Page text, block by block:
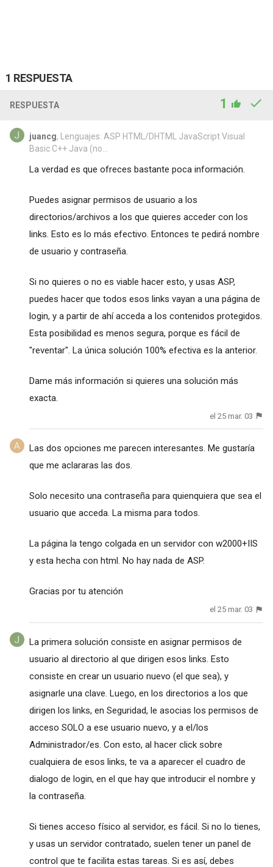
1 RESPUESTA
RESPUESTA 1
juancg, Lenguajes: ASP HTML/DHTML JavaScript Visual
Basic C++ Java (no...
La verdad es que ofreces bastante poca información.
Puedes asignar permisos de usuario a los
directorios/archivos a los que quieres acceder con los
links. Esto es lo más efectivo. Entonces te pedirá nombre
de usuario y contraseña.
Si no quieres o no es viable hacer esto, y usas ASP,
puedes hacer que todos esos links vayan a una página de
login, y a partir de ahí acceda a los contenidos protegidos.
Esta posibilidad es menos segura, porque es fácil de
"reventar". La única solución 100% efectiva es la anterior.
Dame más información si quieres una solución más
exacta.
el 25 mar. 03
Las dos opciones me parecen interesantes. Me gustaría
que me aclararas las dos.
Solo necesito una contraseña para quienquiera que sea el
usuario que acceda. La misma para todos.
La página la tengo colgada en un servidor con w2000+IIS
y esta hecha con html. No hay nada de ASP.
Gracias por tu atención
el 25 mar. 03
La primera solución consiste en asignar permisos de
usuario al directorio al que dirigen esos links. Esto
consiste en crear un usuario nuevo (el que sea), y
asignarle una clave. Luego, en los directorios a los que
dirigen los links, en Seguridad, le asocias los permisos de
acceso SOLO a ese usuario nuevo, y a el/los
Administrador/es. Con esto, al hacer click sobre
cualquiera de esos links, te va a aparecer el cuadro de
dialogo de login, en el que hay que introducir el nombre y
la contraseña.
Si tienes acceso físico al servidor, es fácil. Si no lo tienes,
y usas un servidor contratado, suelen tener un panel de
control que te facilita estas tareas. Si es así, debes